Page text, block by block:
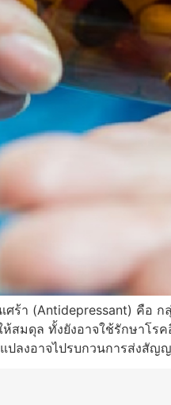
ศร้า (Antidepressant) คือ
สมดุล ทั้งยังอาจใช้รักษาโร
ปลงอาจไปรบกวนการส่งสัญ